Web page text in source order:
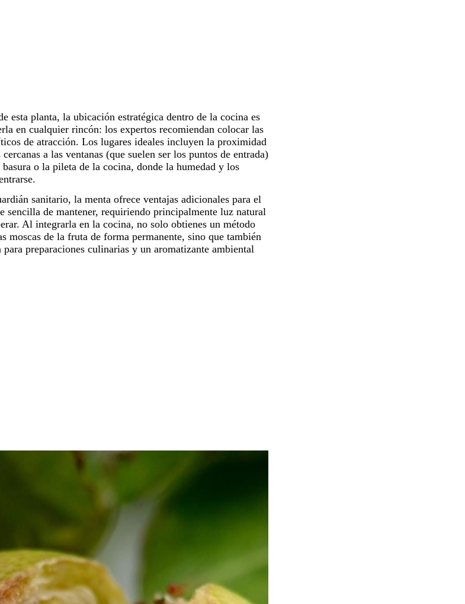
esta planta, la ubicación estratégica dentro de la cocina es
en cualquier rincón: los expertos recomiendan colocar las
de atracción. Los lugares ideales incluyen la proximidad
a las ventanas (que suelen ser los puntos de entrada)
basura o la pileta de la cocina, donde la humedad y los
sanitario, la menta ofrece ventajas adicionales para el
sencilla de mantener, requiriendo principalmente luz natural
Al integrarla en la cocina, no solo obtienes un método
moscas de la fruta de forma permanente, sino que también
preparaciones culinarias y un aromatizante ambiental